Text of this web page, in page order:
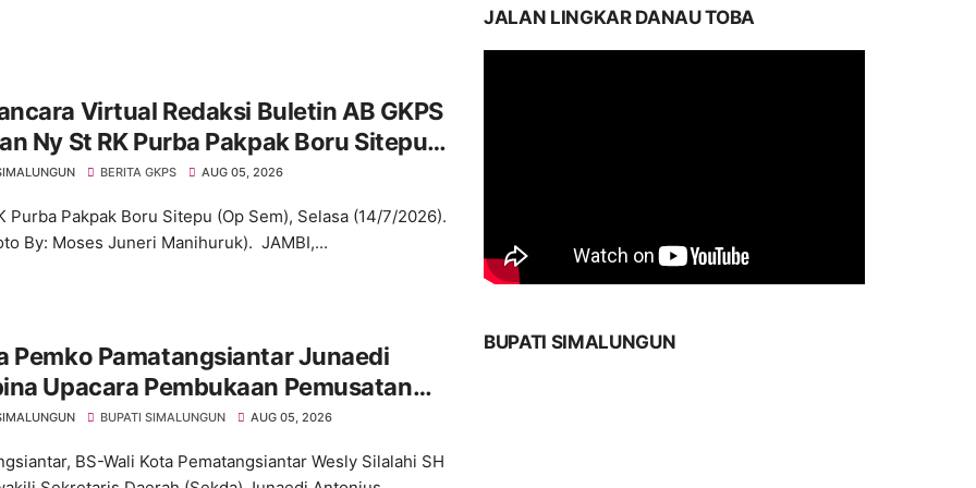
Virtual Redaksi Buletin AB GKPS
Ny St RK Purba Pakpak Boru Sitepu
"Bekerjalah Dengan Tulus"
BERITA GKPS AUG 05, 2026
Purba Pakpak Boru Sitepu (Op Sem), Selasa (14/7/2026).
By: Moses Juneri Manihuruk). JAMBI,...
Pemko Pamatangsiantar Junaedi
Upacara Pembukaan Pemusatan
Calon Paskibraka di Desa Bahagia
BUPATI SIMALUNGUN AUG 05, 2026
BS-Wali Kota Pematangsiantar Wesly Silalahi SH
JALAN LINGKAR DANAU TOBA
BUPATI SIMALUNGUN